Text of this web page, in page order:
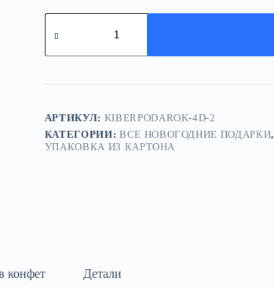
Количество
товара
4D
АРТИКУЛ: KIBERPODAROK-4D-2
КАТЕГОРИИ: ВСЕ НОВОГОДНИЕ ПОДАРКИ,
УПАКОВКА ИЗ КАРТОНА
конфет Детали